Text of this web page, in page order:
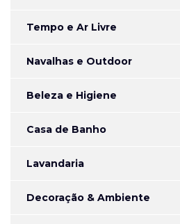
Tempo e Ar Livre
Navalhas e Outdoor
Beleza e Higiene
Casa de Banho
Lavandaria
Decoração & Ambiente